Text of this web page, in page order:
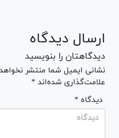
ارسال دیدگاه
دیدگاهتان را بنویسید
نشانی ایمیل شما منتشر
علامت‌گذاری شده‌اند *
* دیدگاه